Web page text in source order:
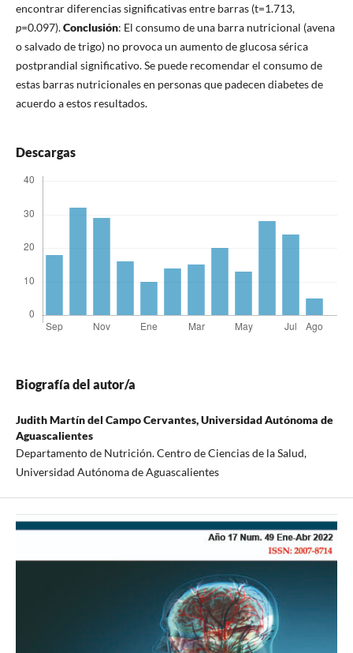
encontrar diferencias significativas entre barras (t=1.713,
p=0.097).Conclusión: El consumo de una barra nutricional (avena
o salvado de trigo) no provoca un aumento de glucosa sérica
postprandial significativo. Se puede recomendar el consumo de
estas barras nutricionales en personas que padecen diabetes de
acuerdo a estos resultados.
Descargas
Biografía del autor/a
Judith Martín del Campo Cervantes,Universidad Autónoma de
Aguascalientes
Departamento de Nutrición. Centro de Ciencias de la Salud,
Universidad Autónoma de Aguascalientes